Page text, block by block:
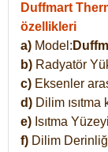
Duffmart
özellikleri
a) Model:
b) Radyatör
c) Eksenler
d) Dilim ısıtma
e) Isıtma
f) Dilim